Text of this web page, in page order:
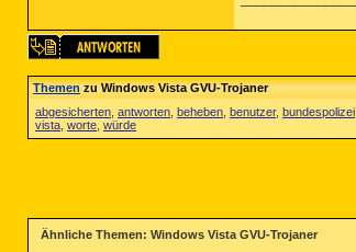
Themenzu Windows Vista GVU-Trojaner
abgesicherten antworten beheben benutzer, bundespolizei
vista worte würde
Ähnliche Themen: Windows Vista GVU-Trojaner